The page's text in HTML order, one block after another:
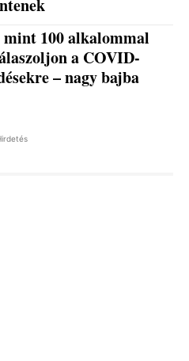
100 alkalommal
a COVID-
– nagy bajba